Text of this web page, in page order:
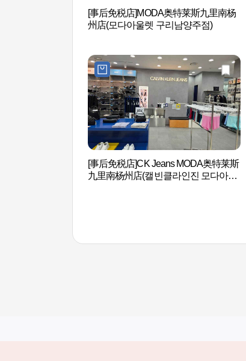
[事后免税店]MODA奥特莱斯九里南杨
州店(모다아울렛 구리남양주점)
[事后免税店]CK Jeans MODA奥特莱斯
九里南杨州店(캘빈클라인진 모다아울